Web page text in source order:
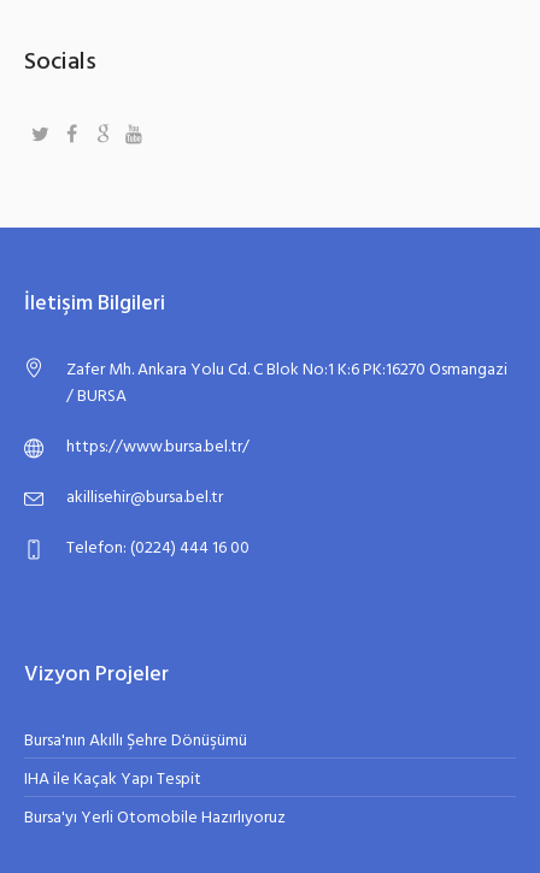
Socials
İletişim Bilgileri
Zafer Mh. Ankara Yolu Cd. C Blok No:1 K:6 PK:16270 Osmangazi
/ BURSA
https://www.bursa.bel.tr/
akillisehir@bursa.bel.tr
Telefon: (0224) 444 16 00
Vizyon Projeler
Bursa'nın Akıllı Şehre Dönüşümü
IHA ile Kaçak Yapı Tespit
Bursa'yı Yerli Otomobile Hazırlıyoruz